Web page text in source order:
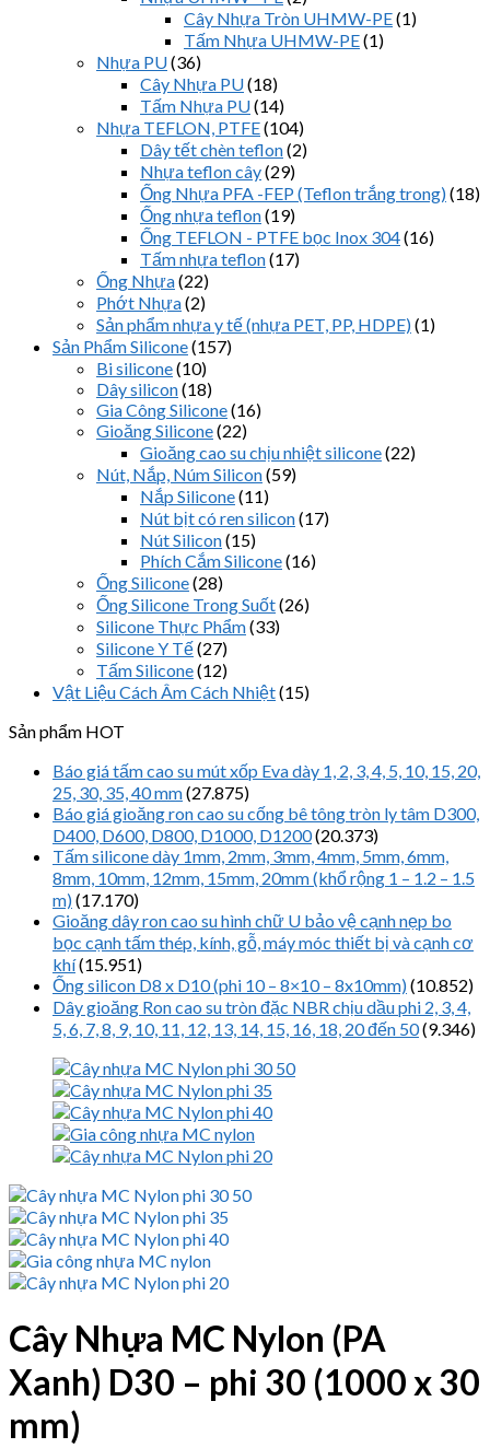
Cây Nhựa Tròn UHMW-PE(1)
Tấm Nhựa UHMW-PE(1)
Nhựa PU(36)
Cây Nhựa PU(18)
Tấm Nhựa PU(14)
Nhựa TEFLON, PTFE(104)
Dây tết chèn teflon(2)
Nhựa teflon cây(29)
Ống Nhựa PFA -FEP (Teflon trắng trong)(18)
Ống nhựa teflon(19)
Ống TEFLON - PTFE bọc Inox 304(16)
Tấm nhựa teflon(17)
Ống Nhựa(22)
Phớt Nhựa(2)
Sản phẩm nhựa y tế (nhựa PET, PP, HDPE)(1)
Sản Phẩm Silicone(157)
Bi silicone(10)
Dây silicon(18)
Gia Công Silicone(16)
Gioăng Silicone(22)
Gioăng cao su chịu nhiệt silicone(22)
Nút, Nắp, Núm Silicon(59)
Nắp Silicone(11)
Nút bịt có ren silicon(17)
Nút Silicon(15)
Phích Cắm Silicone(16)
Ống Silicone(28)
Ống Silicone Trong Suốt(26)
Silicone Thực Phẩm(33)
Silicone Y Tế(27)
Tấm Silicone(12)
Vật Liệu Cách Âm Cách Nhiệt(15)
Sản phẩm HOT
Báo giá tấm cao su mút xốp Eva dày 1, 2, 3, 4, 5, 10, 15, 20,
25, 30, 35, 40 mm(27.875)
Báo giá gioăng ron cao su cống bê tông tròn ly tâm D300,
D400, D600, D800, D1000, D1200(20.373)
Tấm silicone dày 1mm, 2mm, 3mm, 4mm, 5mm, 6mm,
8mm, 10mm, 12mm, 15mm, 20mm (khổ rộng 1 – 1.2 – 1.5
m)(17.170)
Gioăng dây ron cao su hình chữ U bảo vệ cạnh nẹp bo
bọc cạnh tấm thép, kính, gỗ, máy móc thiết bị và cạnh cơ
khí(15.951)
Ống silicon D8 x D10 (phi 10 – 8×10 – 8x10mm)(10.852)
Dây gioăng Ron cao su tròn đặc NBR chịu dầu phi 2, 3, 4,
5, 6, 7, 8, 9, 10, 11, 12, 13, 14, 15, 16, 18, 20 đến 50(9.346)
Cây Nhựa MC Nylon (PA
Xanh) D30 – phi 30 (1000 x 30
mm)